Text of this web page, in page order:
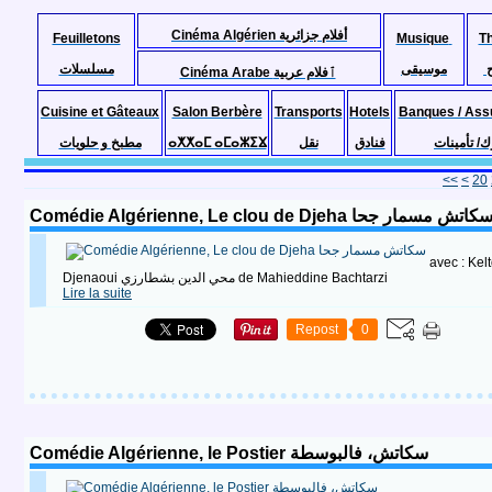
Feuilletons
مسلسلات
Cinéma Algérien أفلام جزائرية
Musique
موسيقى
Cinéma Arabe ٱفلام عربية
Cuisine et Gâteaux
مطبخ و حلويات
Salon Berbère
ⴰⵅⵅⴰⵎ ⴰⵎⴰⵣⵉⴴ
Transports
نقل
Hotels
فنادق
Banques /
تأمينات
<< < 10
20
Comédie Algérienne, Le clou de Djeha سكاتش مسمار جحا
avec :
Djenaoui محي الدين بشطارزي de Mahieddine Bachtarzi
Lire la suite
Repost 0
Comédie Algérienne, le Postier سكاتش، فالبوسطة